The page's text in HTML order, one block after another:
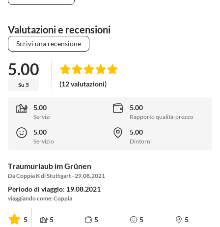
Valutazioni e recensioni
Scrivi una recensione
5.00
Su 5 (12 valutazioni)
5.00
Servizi
5.00
Rapporto qualità-prezzo
5.00
Servizio
5.00
Dintorni
Traumurlaub im Grünen
Da Coppia K di Stuttgart · 29.08.2021
Periodo di viaggio: 19.08.2021
viaggiando come: Coppia
5 5 5 5 5